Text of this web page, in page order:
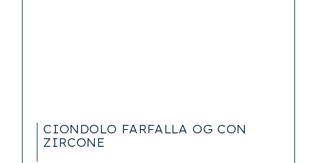
CIONDOLO FARFALLA OG CON
ZIRCONE